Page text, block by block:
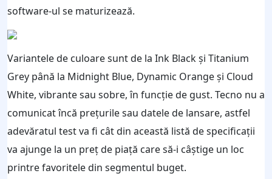
software-ul se maturizează.
Variantele de culoare sunt de la Ink Black și Titanium
Grey până la Midnight Blue, Dynamic Orange și Cloud
White, vibrante sau sobre, în funcție de gust. Tecno nu a
comunicat încă prețurile sau datele de lansare, astfel
adevăratul test va fi cât din această listă de specificații
va ajunge la un preț de piață care să-i câștige un loc
printre favoritele din segmentul buget.